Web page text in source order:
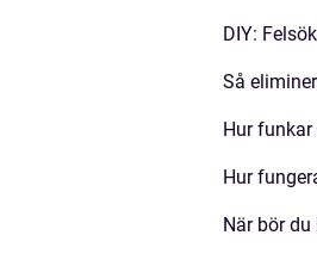
DIY:
Så
Hur
Hur
När bör